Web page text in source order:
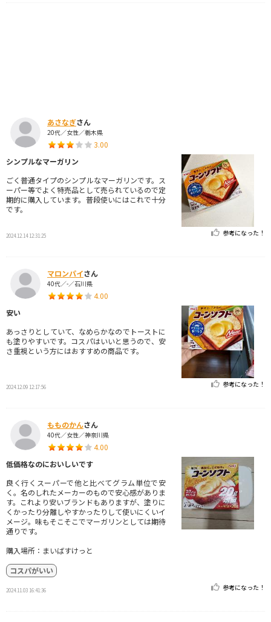
あさなぎさん
20代／女性／栃木県
3.00
シンプルなマーガリン
ごく普通タイプのシンプルなマーガリンです。ス
ーパー等でよく特売品として売られているので定
期的に購入しています。普段使いにはこれで十分
です。
2024.12.14 12:31:25 参考になった！
マロンパイさん
40代／-／石川県
4.00
安い
あっさりとしていて、なめらかなのでトーストに
も塗りやすいです。コスパはいいと思うので、安
さ重視という方にはおすすめの商品です。
2024.12.09 12:17:56 参考になった！
もものかんさん
40代／女性／神奈川県
4.00
低価格なのにおいしいです
良く行くスーパーで他と比べてグラム単位で安
く。名のしれたメーカーのもので安心感がありま
す。これより安いブランドもありますが、塗りに
くかったり分離しやすかったりして使いにくいイ
メージ。味もそこそこでマーガリンとしては期待
通りです。
購入場所：まいばすけっと
コスパがいい
2024.11.03 16:41:36 参考になった！